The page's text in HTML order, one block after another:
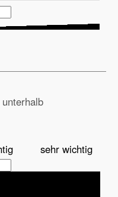
sehr wichtig